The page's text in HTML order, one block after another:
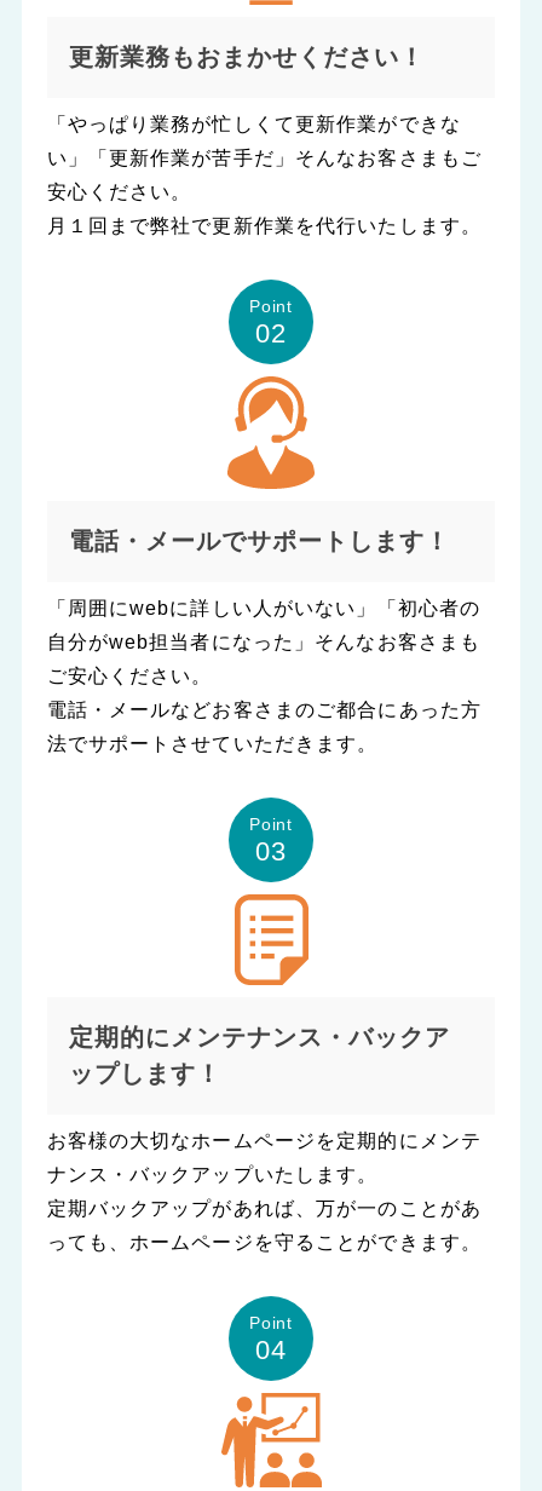
更新業務もおまかせください！
「やっぱり業務が忙しくて更新作業ができな
い」「更新作業が苦手だ」そんなお客さまもご
安心ください。
月１回まで弊社で更新作業を代行いたします。
Point
02
電話・メールでサポートします！
「周囲にwebに詳しい人がいない」「初心者の
自分がweb担当者になった」そんなお客さまも
ご安心ください。
電話・メールなどお客さまのご都合にあった方
法でサポートさせていただきます。
Point
03
定期的にメンテナンス・バックア
ップします！
お客様の大切なホームページを定期的にメンテ
ナンス・バックアップいたします。
定期バックアップがあれば、万が一のことがあ
っても、ホームページを守ることができます。
Point
04